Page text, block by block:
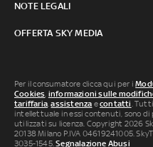
NOTE LEGALI
OFFERTA SKY MEDIA
Per il consumatore clicca qui per i
Cookies, informazioni sulle
tariffaria,assistenza econtatti.
intellettuale in essi contenuti, sono
utilizzati su licenza. Copyright 2026
20138 Milano P.IVA 04619241005.
3035-1545.Segnalazione Abusi